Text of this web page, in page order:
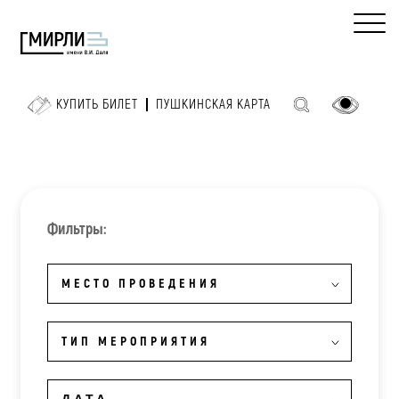
КУПИТЬ БИЛЕТ ПУШКИНСКАЯ КАРТА
Фильтры:
МЕСТО ПРОВЕДЕНИЯ
ТИП МЕРОПРИЯТИЯ